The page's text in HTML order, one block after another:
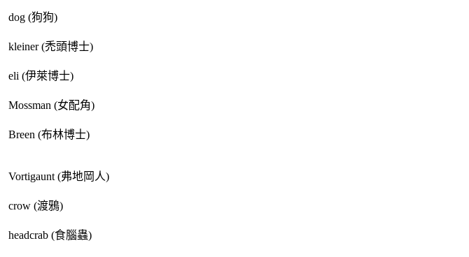
dog (狗狗)
kleiner (禿頭博士)
eli (伊萊博士)
Mossman (女配角)
Breen (布林博士)
Vortigaunt (弗地岡人)
crow (渡鴉)
headcrab (食腦蟲)